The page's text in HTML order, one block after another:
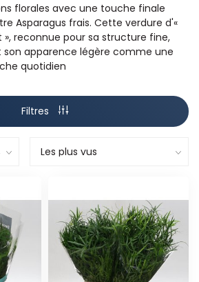
florales avec une touche finale
Asparagus frais. Cette verdure d'«
reconnue pour sa structure fine,
son apparence légère comme une
quotidien
Filtres